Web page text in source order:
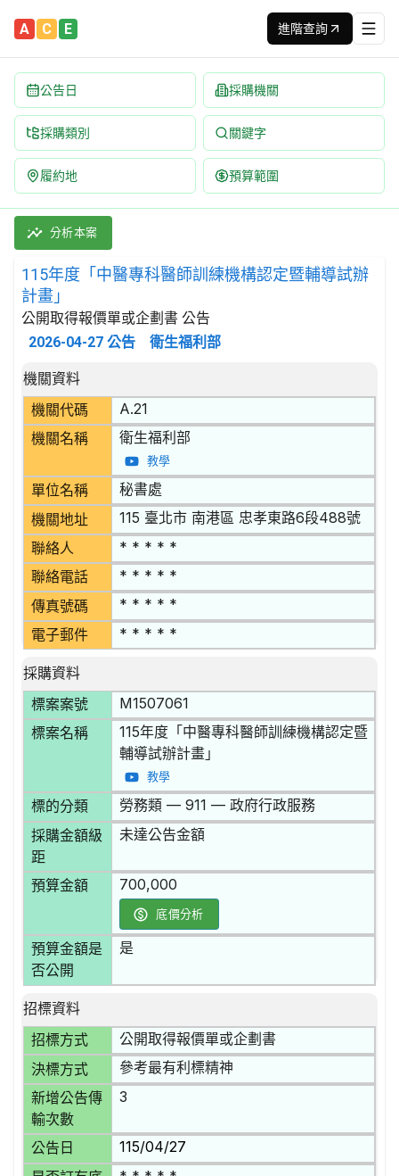
A C E 進階查詢
公告日 採購機關
採購類別 關鍵字
履約地 預算範圍
115年度「中醫專科醫師訓練機構認定暨輔導試辦計畫」 招
採購類別：勞務類 政府行政服務 | 招標方式：公開取得報
分析本案
115年度「中醫專科醫師訓練機構認定暨輔導試辦
計畫」
公開取得報價單或企劃書 公告
2026-04-27 公告 衛生福利部
招標公告詳細內容
機關資料
機關代碼
A.21
機關名稱 衛生福利部
教學
單位名稱 秘書處
機關地址 115 臺北市 南港區 忠孝東路6段488號
聯絡人 * * * * *
聯絡電話 * * * * *
傳真號碼 * * * * *
電子郵件 * * * * *
採購資料
標案案號
M1507061
標案名稱
115年度「中醫專科醫師訓練機構認定暨
輔導試辦計畫」
教學
標的分類 勞務類 — 911 — 政府行政服務
採購金額級
距
未達公告金額
預算金額 700,000
底價分析
預算金額是
否公開
是
招標資料
招標方式
公開取得報價單或企劃書
決標方式 參考最有利標精神
新增公告傳
輸次數
3
公告日 115/04/27